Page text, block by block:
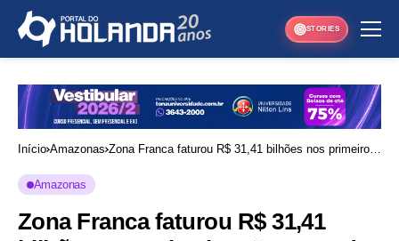
STORIES
Início Amazonas Zona Franca faturou R$ 31,41 bilhões nos primeiros
Amazonas
Zona Franca faturou R$ 31,41